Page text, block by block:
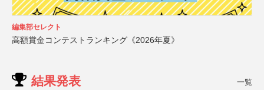
編集部セレクト
高額賞金コンテストランキング《2026年夏》
結果発表 一覧